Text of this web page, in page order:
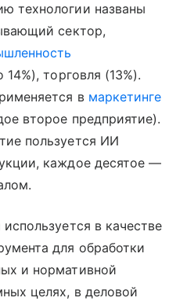
технологии названы
сектор,
торговля (13%).
в маркетинге
второе предприятие).
пользуется ИИ
каждое десятое —
в качестве
для обработки
и нормативной
целях, в деловой